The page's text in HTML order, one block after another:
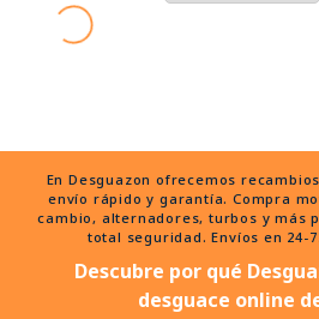
envío rápido y garantía. Compra
cambio, alternadores, turbos y más
total seguridad. Envíos en 24-
Descubre por qué
desguace online